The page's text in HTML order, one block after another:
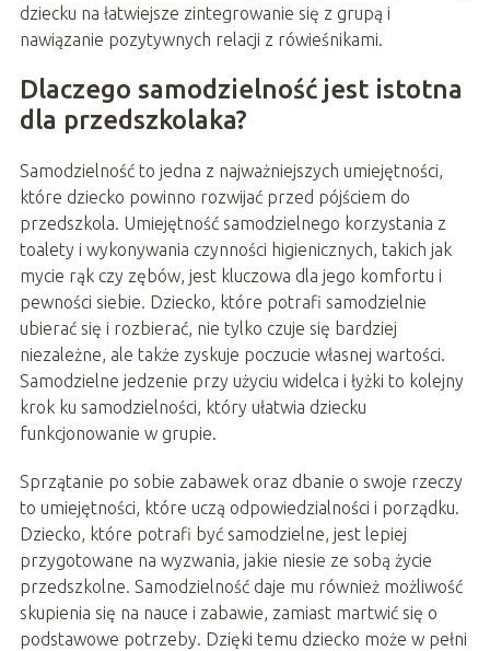
dziecku na łatwiejsze zintegrowanie się z grupą i
nawiązanie pozytywnych relacji z rówieśnikami.
Dlaczego samodzielność jest istotna
dla przedszkolaka?
Samodzielność to jedna z najważniejszych umiejętności,
które dziecko powinno rozwijać przed pójściem do
przedszkola. Umiejętność samodzielnego korzystania z
toalety i wykonywania czynności higienicznych, takich jak
mycie rąk czy zębów, jest kluczowa dla jego komfortu i
pewności siebie. Dziecko, które potrafi samodzielnie
ubierać się i rozbierać, nie tylko czuje się bardziej
niezależne, ale także zyskuje poczucie własnej wartości.
Samodzielne jedzenie przy użyciu widelca i łyżki to kolejny
krok ku samodzielności, który ułatwia dziecku
funkcjonowanie w grupie.
Sprzątanie po sobie zabawek oraz dbanie o swoje rzeczy
to umiejętności, które uczą odpowiedzialności i porządku.
Dziecko, które potrafi być samodzielne, jest lepiej
przygotowane na wyzwania, jakie niesie ze sobą życie
przedszkolne. Samodzielność daje mu również możliwość
skupienia się na nauce i zabawie, zamiast martwić się o
podstawowe potrzeby. Dzięki temu dziecko może w pełni